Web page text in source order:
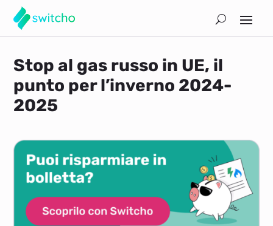
Stop al gas russo in UE, il
punto per l’inverno 2024-
2025